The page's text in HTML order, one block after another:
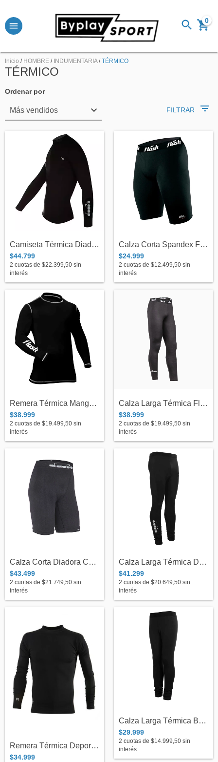
0
Inicio / HOMBRE / INDUMENTARIA / TÉRMICO
TÉRMICO
Ordenar por
FILTRAR
Camiseta Térmica Diadora Unisex C/Negro/...
$44.799
2 cuotas de $22.399,50 sin
interés
Calza Corta Spandex Flash - Adulto
$24.999
2 cuotas de $12.499,50 sin
interés
Remera Térmica Mangas Largas Flash C/Neg...
$38.999
2 cuotas de $19.499,50 sin
interés
Calza Larga Térmica Flash Unisex Negro -...
$38.999
2 cuotas de $19.499,50 sin
interés
Calza Corta Diadora Compression Negra -...
$43.499
2 cuotas de $21.749,50 sin
interés
Calza Larga Térmica Diadora Unisex - Adu...
$41.299
2 cuotas de $20.649,50 sin
interés
Remera Térmica Deportiva Premium Adulto...
$34.999
Calza Larga Térmica Bodytherm Unisex - A...
$29.999
2 cuotas de $14.999,50 sin
interés